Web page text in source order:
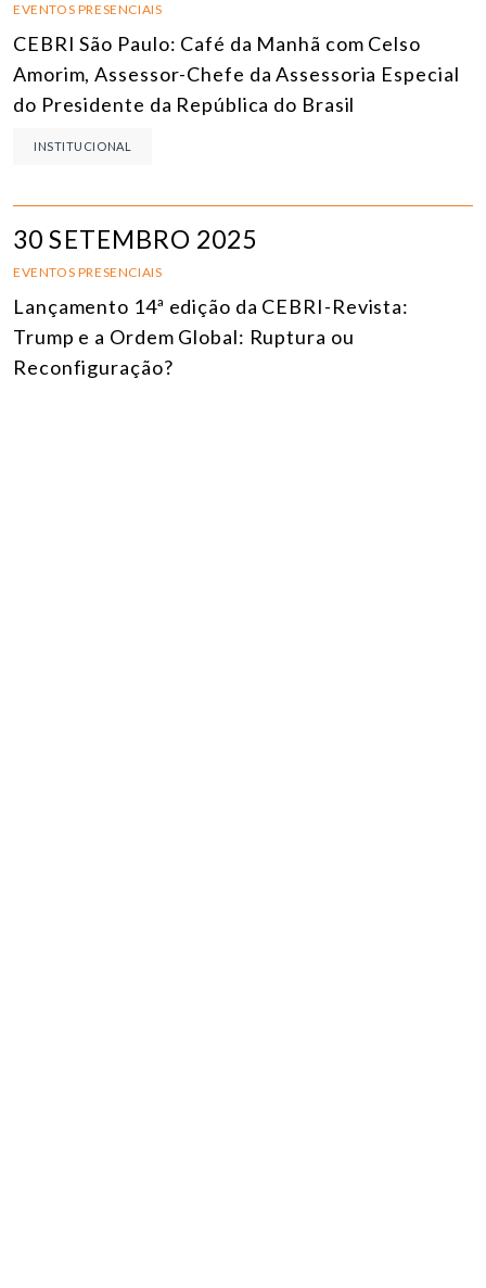
EVENTOS PRESENCIAIS
CEBRI São Paulo: Café da Manhã com Celso
Amorim, Assessor-Chefe da Assessoria Especial
do Presidente da República do Brasil
INSTITUCIONAL
30 SETEMBRO 2025
EVENTOS PRESENCIAIS
Lançamento 14ª edição da CEBRI-Revista:
Trump e a Ordem Global: Ruptura ou
Reconfiguração?